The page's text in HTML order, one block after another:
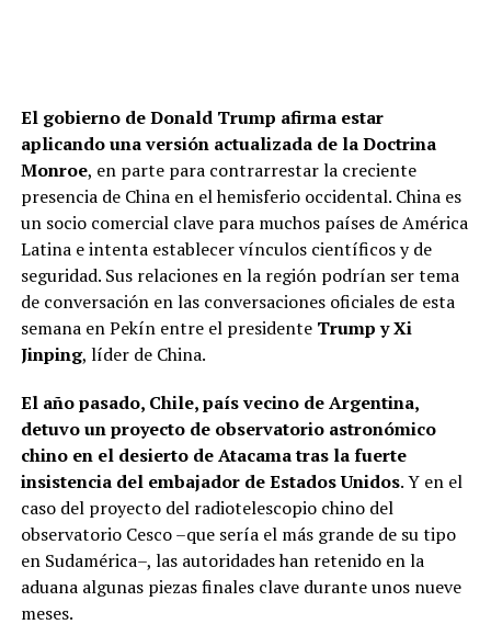
El gobierno de Donald Trump afirma estar
aplicando una versión actualizada de la Doctrina
Monroe, en parte para contrarrestar la creciente
presencia de China en el hemisferio occidental. China es
un socio comercial clave para muchos países de América
Latina e intenta establecer vínculos científicos y de
seguridad. Sus relaciones en la región podrían ser tema
de conversación en las conversaciones oficiales de esta
semana en Pekín entre el presidente Trump y Xi
Jinping, líder de China.
El año pasado, Chile, país vecino de Argentina,
detuvo un proyecto de observatorio astronómico
chino en el desierto de Atacama tras la fuerte
insistencia del embajador de Estados Unidos. Y en el
caso del proyecto del radiotelescopio chino del
observatorio Cesco –que sería el más grande de su tipo
en Sudamérica–, las autoridades han retenido en la
aduana algunas piezas finales clave durante unos nueve
meses.